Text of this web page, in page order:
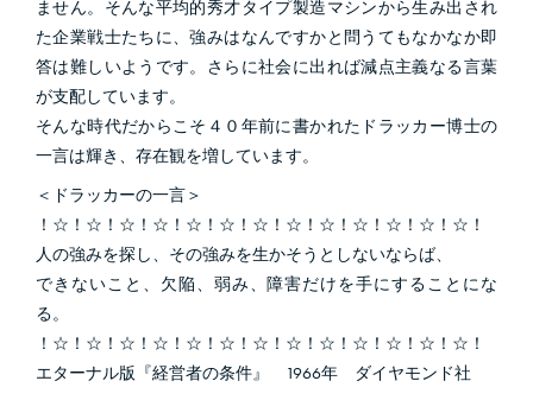
ません。そんな平均的秀才タイプ製造マシンから生み出され
た企業戦士たちに、強みはなんですかと問うてもなかなか即
答は難しいようです。さらに社会に出れば減点主義なる言葉
が支配しています。
そんな時代だからこそ４０年前に書かれたドラッカー博士の
一言は輝き、存在観を増しています。
＜ドラッカーの一言＞
！☆！☆！☆！☆！☆！☆！☆！☆！☆！☆！☆！☆！☆！
人の強みを探し、その強みを生かそうとしないならば、
できないこと、欠陥、弱み、障害だけを手にすることにな
る。
！☆！☆！☆！☆！☆！☆！☆！☆！☆！☆！☆！☆！☆！
エターナル版『経営者の条件』 1966年 ダイヤモンド社